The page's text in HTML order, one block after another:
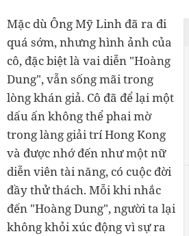
Mặc dù Ông Mỹ Linh đã ra đi
quá sớm, nhưng hình ảnh của
cô, đặc biệt là vai diễn "Hoàng
Dung", vẫn sống mãi trong
lòng khán giả. Cô đã để lại một
dấu ấn không thể phai mờ
trong làng giải trí Hong Kong
và được nhớ đến như một nữ
diễn viên tài năng, có cuộc đời
đầy thử thách. Mỗi khi nhắc
đến "Hoàng Dung", người ta lại
không khỏi xúc động vì sự ra